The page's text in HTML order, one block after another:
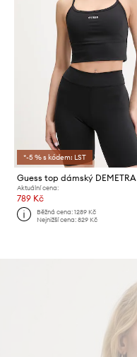
*-5 % s kódem: LST
Guess top dámský DEMETRA
Aktuální cena:
789 Kč
Běžná cena:1289 Kč
Nejnižší cena:829 Kč